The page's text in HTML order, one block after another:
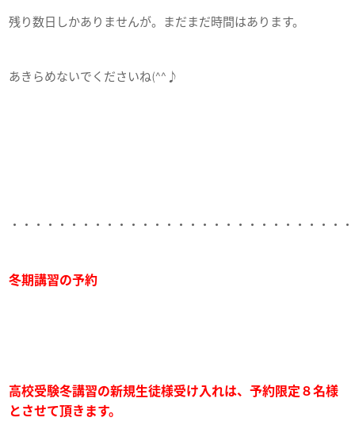
残り数日しかありませんが。まだまだ時間はあります。
あきらめないでくださいね(^^♪
・・・・・・・・・・・・・・・・・・・・・・・・・・・・
冬期講習の予約
高校受験冬講習の新規生徒様受け入れは、予約限定８名様
とさせて頂きます。